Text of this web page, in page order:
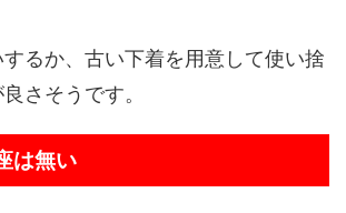
るか、古い下着を用意して使い捨
さそうです。
は無い